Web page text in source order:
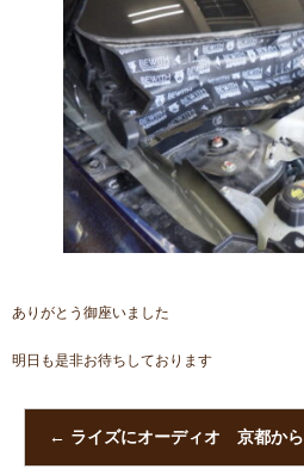
ありがとう御座いました
明日も是非お待ちしております
← ライズにオーディオ 京都から